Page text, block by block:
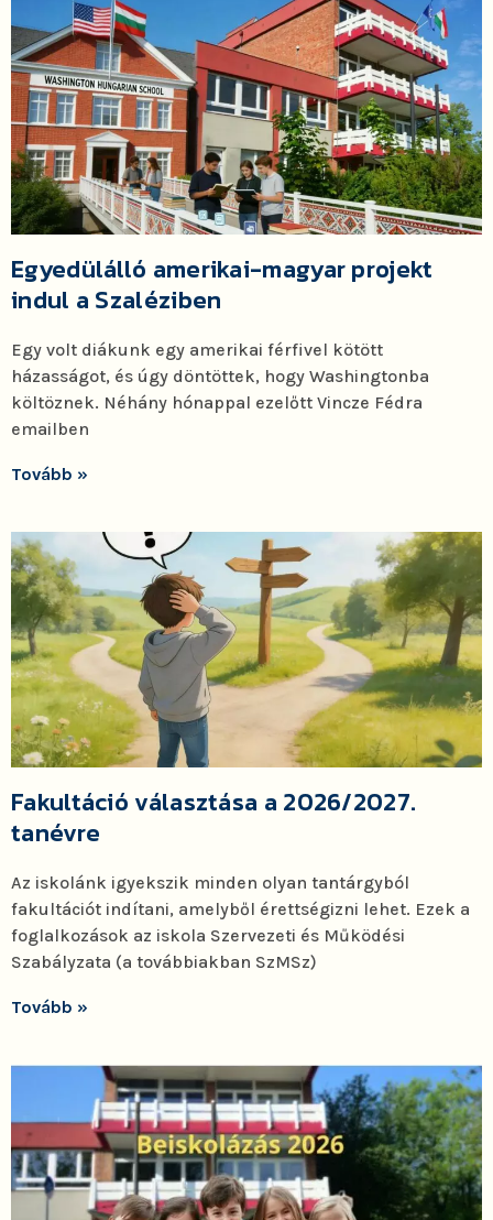
Egyedülálló amerikai-magyar projekt
indul a Szaléziben
Egy volt diákunk egy amerikai férfivel kötött
házasságot, és úgy döntöttek, hogy Washingtonba
költöznek. Néhány hónappal ezelőtt Vincze Fédra
emailben
Tovább »
Fakultáció választása a 2026/2027.
tanévre
Az iskolánk igyekszik minden olyan tantárgyból
fakultációt indítani, amelyből érettségizni lehet. Ezek a
foglalkozások az iskola Szervezeti és Működési
Szabályzata (a továbbiakban SzMSz)
Tovább »